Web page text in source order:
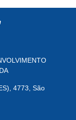
4773, São